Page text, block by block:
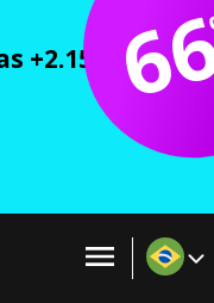
+2.150 cursos